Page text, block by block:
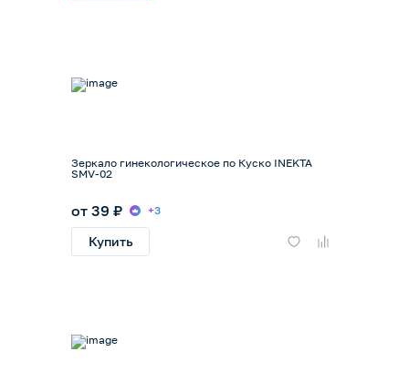
Зеркало гинекологическое по Куско INEKTA
SMV-02
от 39 ₽ +3
Купить